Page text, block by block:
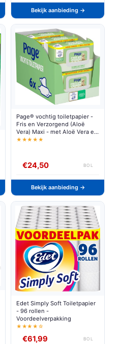
Bekijk aanbieding →
Page® vochtig toiletpapier -
Fris en Verzorgend (Aloë
Vera) Maxi - met Aloë Vera en
Kamille - 444 velletjes - 6 x 74
★★★★★
€24,50 BOL
Bekijk aanbieding →
Edet Simply Soft Toiletpapier
- 96 rollen -
Voordeelverpakking
★★★★☆
€61,99 BOL